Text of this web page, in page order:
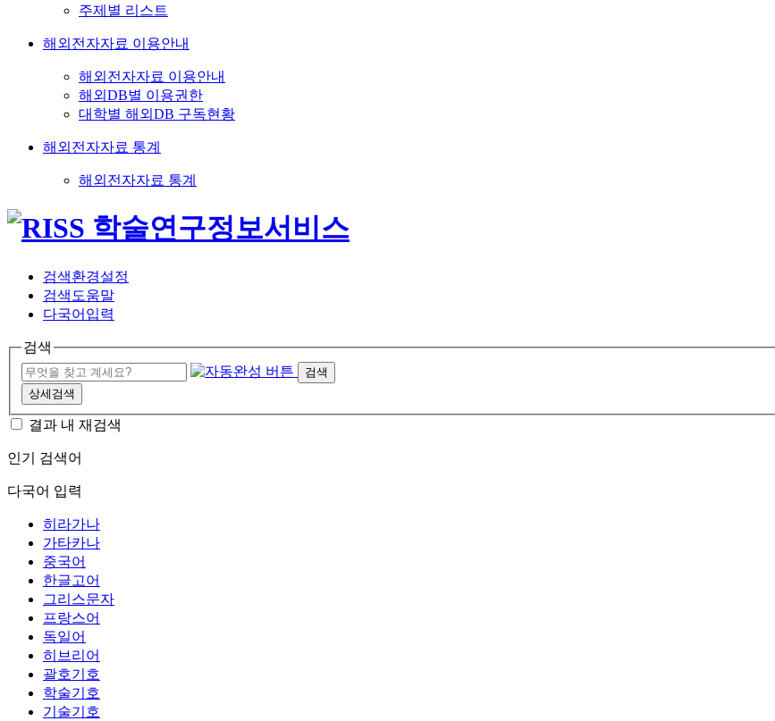
주제별 리스트
해외전자자료 이용안내
해외전자자료 이용안내
해외DB별 이용권한
대학별 해외DB 구독현황
해외전자자료 통계
해외전자자료 통계
검색환경설정
검색도움말
다국어입력
검색
검색
상세검색
결과 내 재검색
인기 검색어
다국어 입력
히라가나
가타카나
중국어
한글고어
그리스문자
프랑스어
독일어
히브리어
괄호기호
학술기호
기술기호